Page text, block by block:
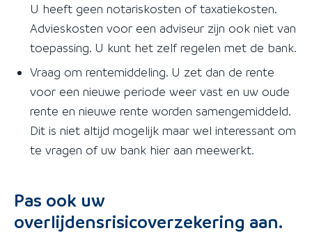
U heeft geen notariskosten of taxatiekosten.
Advieskosten voor een adviseur zijn ook niet van
toepassing. U kunt het zelf regelen met de bank.
Vraag om rentemiddeling. U zet dan de rente
voor een nieuwe periode weer vast en uw oude
rente en nieuwe rente worden samengemiddeld.
Dit is niet altijd mogelijk maar wel interessant om
te vragen of uw bank hier aan meewerkt.
Pas ook uw
overlijdensrisicoverzekering aan.